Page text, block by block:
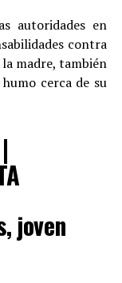
autoridades en
contra
madre, también
cerca de su
joven